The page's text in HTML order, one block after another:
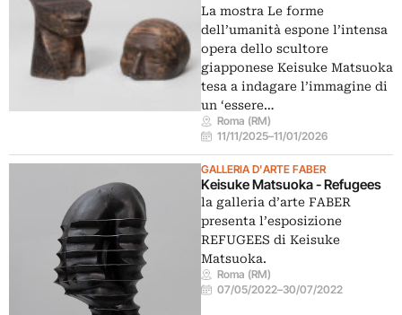
La mostra Le forme
dell’umanità espone l’intensa
opera dello scultore
giapponese Keisuke Matsuoka
tesa a indagare l’immagine di
un ‘essere…
Roma (RM)
11/11/2025–11/01/2026
GALLERIA D'ARTE FABER
Keisuke Matsuoka - Refugees
la galleria d’arte FABER
presenta l’esposizione
REFUGEES di Keisuke
Matsuoka.
Roma (RM)
07/05/2022–30/07/2022